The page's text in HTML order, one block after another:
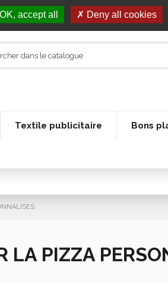
Textile publicitaire Bons
LA PIZZA
OK, accept all Deny all cookies